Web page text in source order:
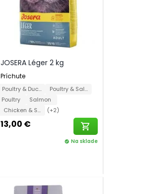
JOSERA Léger 2 kg
Príchute
Poultry & Duck
Poultry & Salmon
Poultry
Salmon
Chicken & Salmon
(+2)
13,00 € shopping_cart
check_circle Na sklade